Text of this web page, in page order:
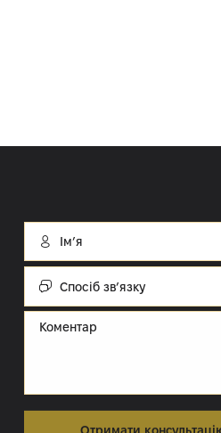
Імʼя
зв’язку:Cпосіб зв’язку